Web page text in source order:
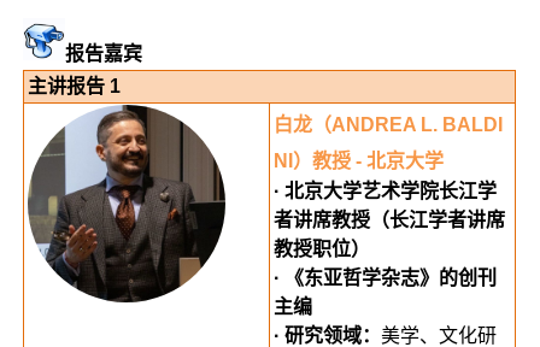
报告嘉宾
主讲报告 1
白龙（ANDREA L. BALDI
NI）教授 - 北京大学
· 北京大学艺术学院长江学
者讲席教授（长江学者讲席
教授职位）
· 《东亚哲学杂志》的创刊
主编
· 研究领域：美学、文化研